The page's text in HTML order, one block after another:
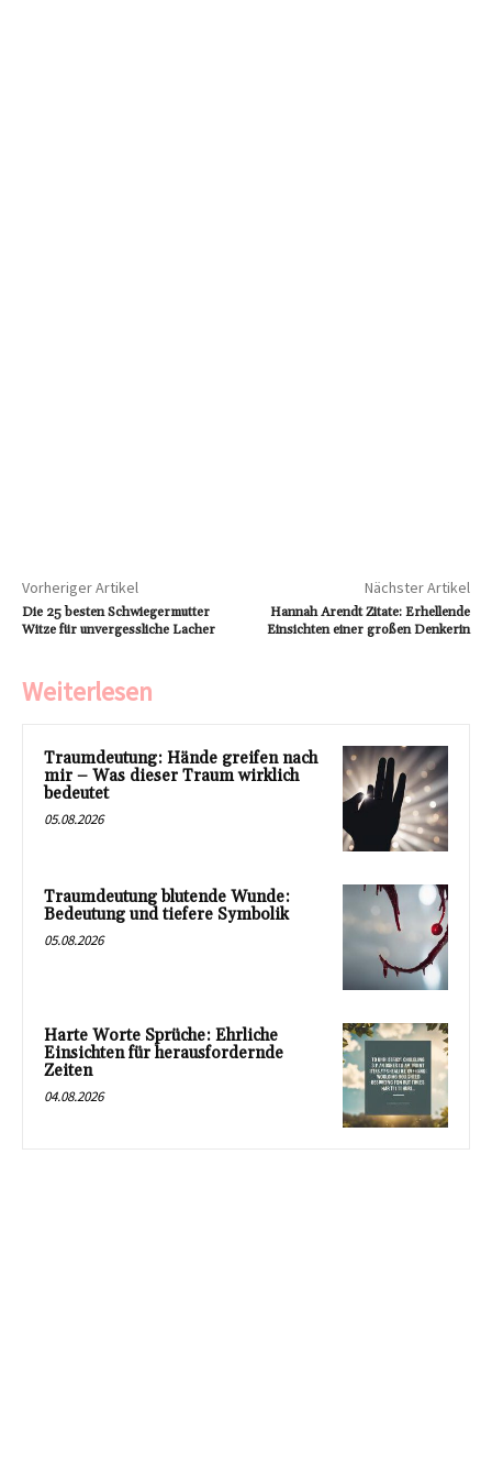
Vorheriger Artikel
Die 25 besten Schwiegermutter
Witze für unvergessliche Lacher
Nächster Artikel
Hannah Arendt Zitate: Erhellende
Einsichten einer großen Denkerin
Weiterlesen
Traumdeutung: Hände greifen nach
mir – Was dieser Traum wirklich
bedeutet
05.08.2026
Traumdeutung blutende Wunde:
Bedeutung und tiefere Symbolik
05.08.2026
Harte Worte Sprüche: Ehrliche
Einsichten für herausfordernde
Zeiten
04.08.2026